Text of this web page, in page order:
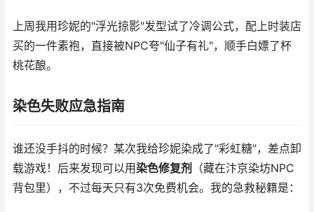
上周我用珍妮的"浮光掠影"发型试了冷调公式，配上时装店
买的一件素袍，直接被NPC夸"仙子有礼"，顺手白嫖了杯
桃花酿。
染色失败应急指南
谁还没手抖的时候？某次我给珍妮染成了"彩虹糖"，差点卸
载游戏！后来发现可以用染色修复剂
（藏在汴京染坊NPC
背包里），不过每天只有3次免费机会。我的急救秘籍是：